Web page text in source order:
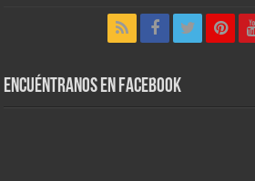
Encuéntranos en Facebook